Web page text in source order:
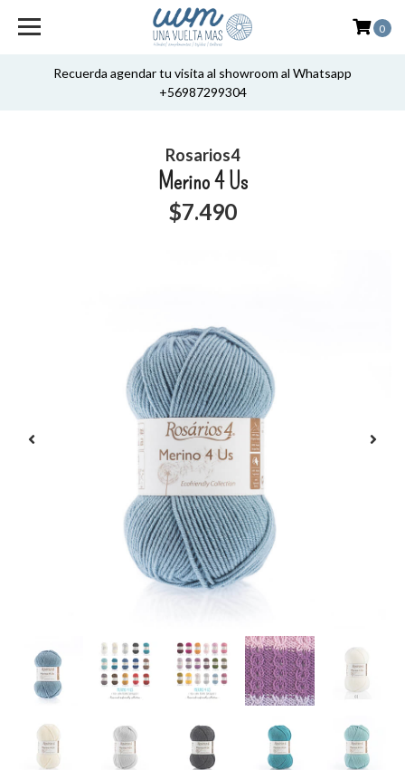
Recuerda agendar tu visita al showroom al Whatsapp
+56987299304
0
Rosarios4
Merino 4 Us
$7.490